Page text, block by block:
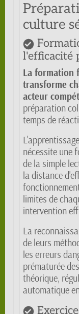
culture
l'efficacité
La formation
transforme
acteur
préparation
temps de
nécessite une
de la simple
la distance
limites de
intervention
La
de leurs
les erreurs
prématurée
théorique,
automatique